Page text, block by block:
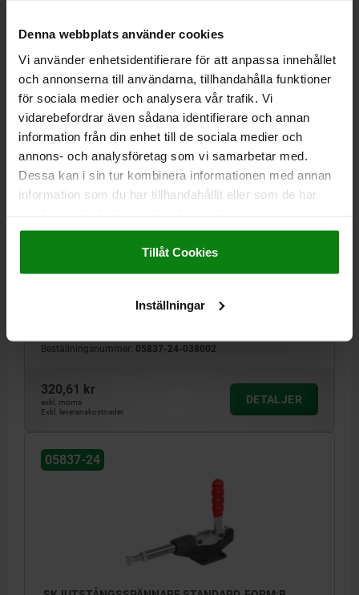
Denna webbplats använder cookies
Vi använder enhetsidentifierare för att anpassa innehållet
och annonserna till användarna, tillhandahålla funktioner
för sociala medier och analysera vår trafik. Vi
vidarebefordrar även sådana identifierare och annan
information från din enhet till de sociala medier och
annons- och analysföretag som vi samarbetar med.
Dessa kan i sin tur kombinera informationen med annan
information som du har tillhandahållit eller som de har
Impressum|Dataskydd|AGB
Tillåt Cookies
Inställningar
05837-24
SKJUTSTÅNGSSPÄNNARE STANDARD, FORM:B,
LÄNGD=157,2 HÅLLKRAFT F2 N=3800
ÖPPNINGSVINKEL HANDTAG=183° HANDKRAFT FH N=100
Beställningsnummer: 05837-24-038002
320,61 kr
exkl. moms
Exkl. leveranskostnader
DETALJER
05837-24